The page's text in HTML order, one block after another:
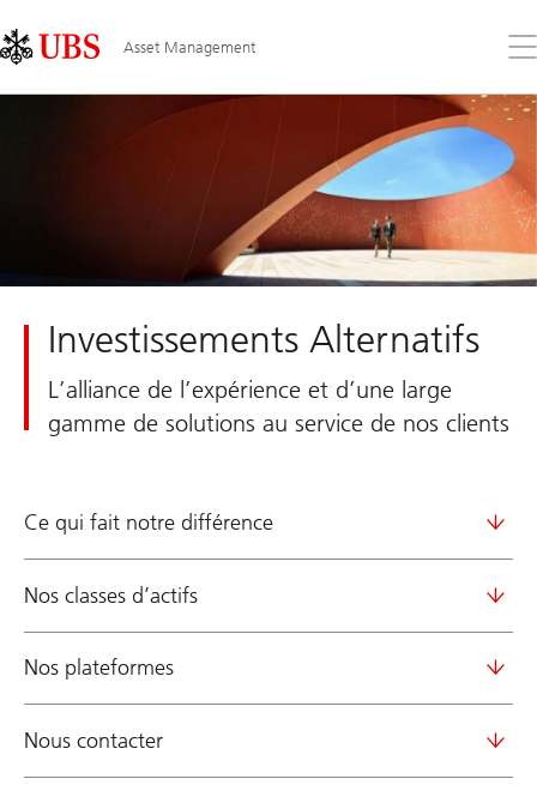
Links
Area
Asset Management
le
Investissements Alternatifs
L’alliance de l’expérience et d’une large
gamme de solutions au service de nos clients
Ce qui fait notre différence
Nos classes d’actifs
Nos plateformes
Nous contacter